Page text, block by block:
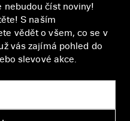
nebudou číst noviny!
S naším
vědět o všem, co se v
vás zajímá pohled do
slevové akce.